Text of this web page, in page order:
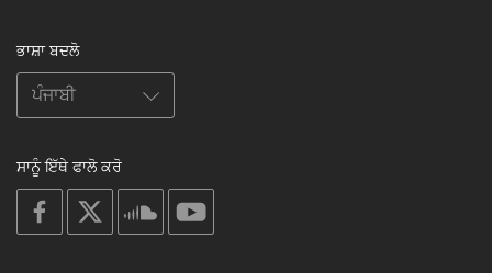
ਭਾਸ਼ਾ ਬਦਲੋ
ਸਾਨੂੰ ਇੱਥੇ ਫਾਲੋ ਕਰੋ
on
facebook
soundcloud